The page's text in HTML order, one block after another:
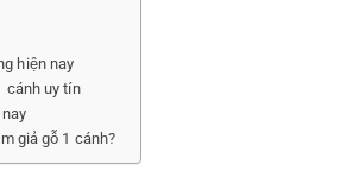
hiện nay
cánh uy tín
giả gỗ 1 cánh?